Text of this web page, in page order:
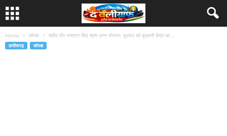
Home कोरबा शहीद वीर नारायण सिंह श्रम अन्न योजना: बुधवार को बुधवारी केंद्र का...
छत्तीसगढ़ कोरबा